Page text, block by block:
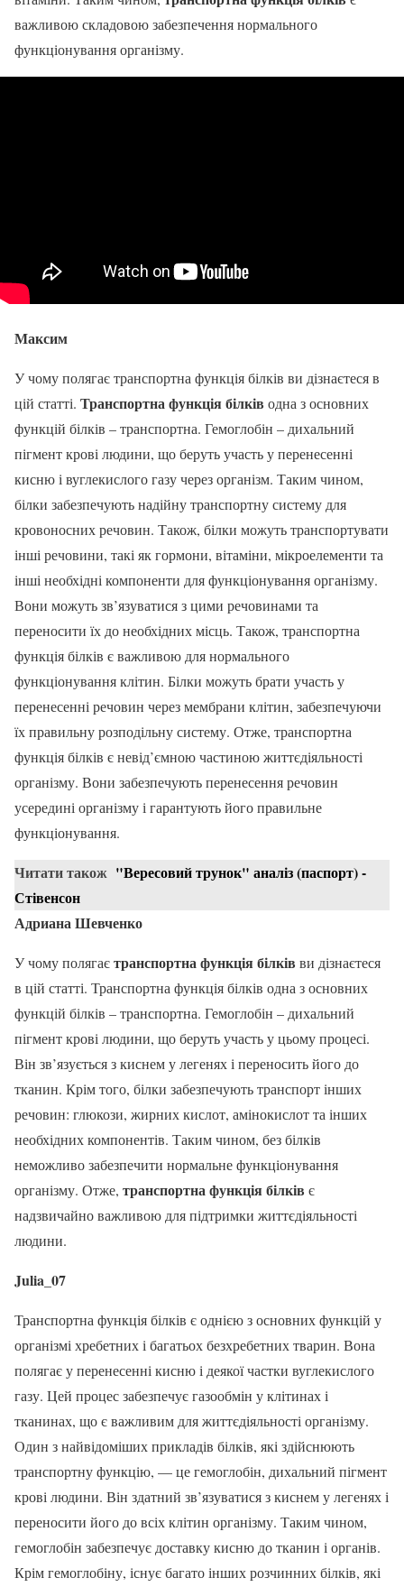
важливою складовою забезпечення нормального
функціонування організму.
Максим
У чому полягає транспортна функція білків ви дізнаєтеся в
цій статті. Транспортна функція білків одна з основних
функцій білків – транспортна. Гемоглобін – дихальний
пігмент крові людини, що беруть участь у перенесенні
кисню і вуглекислого газу через організм. Таким чином,
білки забезпечують надійну транспортну систему для
кровоносних речовин. Також, білки можуть транспортувати
інші речовини, такі як гормони, вітаміни, мікроелементи та
інші необхідні компоненти для функціонування організму.
Вони можуть зв’язуватися з цими речовинами та
переносити їх до необхідних місць. Також, транспортна
функція білків є важливою для нормального
функціонування клітин. Білки можуть брати участь у
перенесенні речовин через мембрани клітин, забезпечуючи
їх правильну розподільну систему. Отже, транспортна
функція білків є невід’ємною частиною життєдіяльності
організму. Вони забезпечують перенесення речовин
усередині організму і гарантують його правильне
функціонування.
Читати також "Вересовий трунок" аналіз (паспорт) -
Стівенсон
Адриана Шевченко
У чому полягаєтранспортна функція білків ви дізнаєтеся
в цій статті. Транспортна функція білків одна з основних
функцій білків – транспортна. Гемоглобін – дихальний
пігмент крові людини, що беруть участь у цьому процесі.
Він зв’язується з киснем у легенях і переносить його до
тканин. Крім того, білки забезпечують транспорт інших
речовин: глюкози, жирних кислот, амінокислот та інших
необхідних компонентів. Таким чином, без білків
неможливо забезпечити нормальне функціонування
організму. Отже, транспортна функція білків є
надзвичайно важливою для підтримки життєдіяльності
людини.
Julia_07
Транспортна функція білків є однією з основних функцій у
організмі хребетних і багатьох безхребетних тварин. Вона
полягає у перенесенні кисню і деякої частки вуглекислого
газу. Цей процес забезпечує газообмін у клітинах і
тканинах, що є важливим для життєдіяльності організму.
Один з найвідоміших прикладів білків, які здійснюють
транспортну функцію, — це гемоглобін, дихальний пігмент
крові людини. Він здатний зв’язуватися з киснем у легенях і
переносити його до всіх клітин організму. Таким чином,
гемоглобін забезпечує доставку кисню до тканин і органів.
Крім гемоглобіну, існує багато інших розчинних білків, які